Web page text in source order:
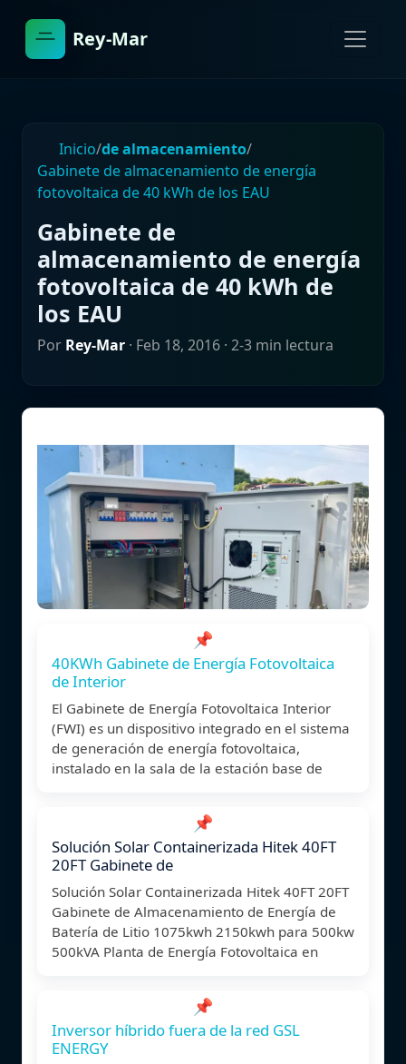
Rey-Mar
Inicio/de almacenamiento/
Gabinete de almacenamiento de energía
fotovoltaica de 40 kWh de los EAU
Gabinete de
almacenamiento de energía
fotovoltaica de 40 kWh de
los EAU
Por Rey-Mar · Feb 18, 2016 · 2-3 min lectura
📌
40KWh Gabinete de Energía Fotovoltaica
de Interior
El Gabinete de Energía Fotovoltaica Interior
(FWI) es un dispositivo integrado en el sistema
de generación de energía fotovoltaica,
instalado en la sala de la estación base de
📌
Solución Solar Containerizada Hitek 40FT
20FT Gabinete de
Solución Solar Containerizada Hitek 40FT 20FT
Gabinete de Almacenamiento de Energía de
Batería de Litio 1075kwh 2150kwh para 500kw
500kVA Planta de Energía Fotovoltaica en
📌
Inversor híbrido fuera de la red GSL
ENERGY